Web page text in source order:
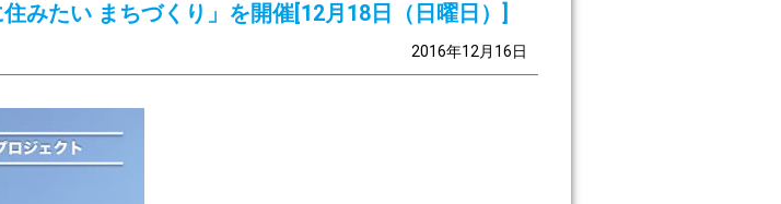
みたい まちづくり」を開催[12月18日（日曜日）]
2016年12月16日